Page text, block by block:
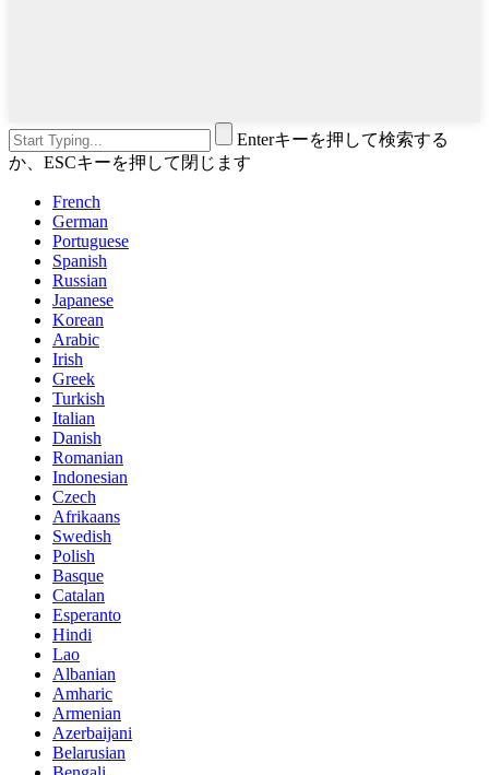
Enterキーを押して検索する
か、ESCキーを押して閉じます
French
German
Portuguese
Spanish
Russian
Japanese
Korean
Arabic
Irish
Greek
Turkish
Italian
Danish
Romanian
Indonesian
Czech
Afrikaans
Swedish
Polish
Basque
Catalan
Esperanto
Hindi
Lao
Albanian
Amharic
Armenian
Azerbaijani
Belarusian